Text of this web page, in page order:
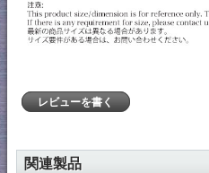
レビューを書く
関連製品